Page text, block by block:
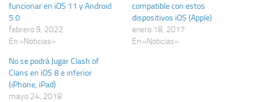
funcionar en iOS 11 y Android
5.0
febrero 9, 2022
En «Noticias»
compatible con estos
dispositivos iOS (Apple)
enero 18, 2017
En «Noticias»
No se podrá Jugar Clash of
Clans en iOS 8 e inferior
(iPhone, iPad)
mayo 24, 2018